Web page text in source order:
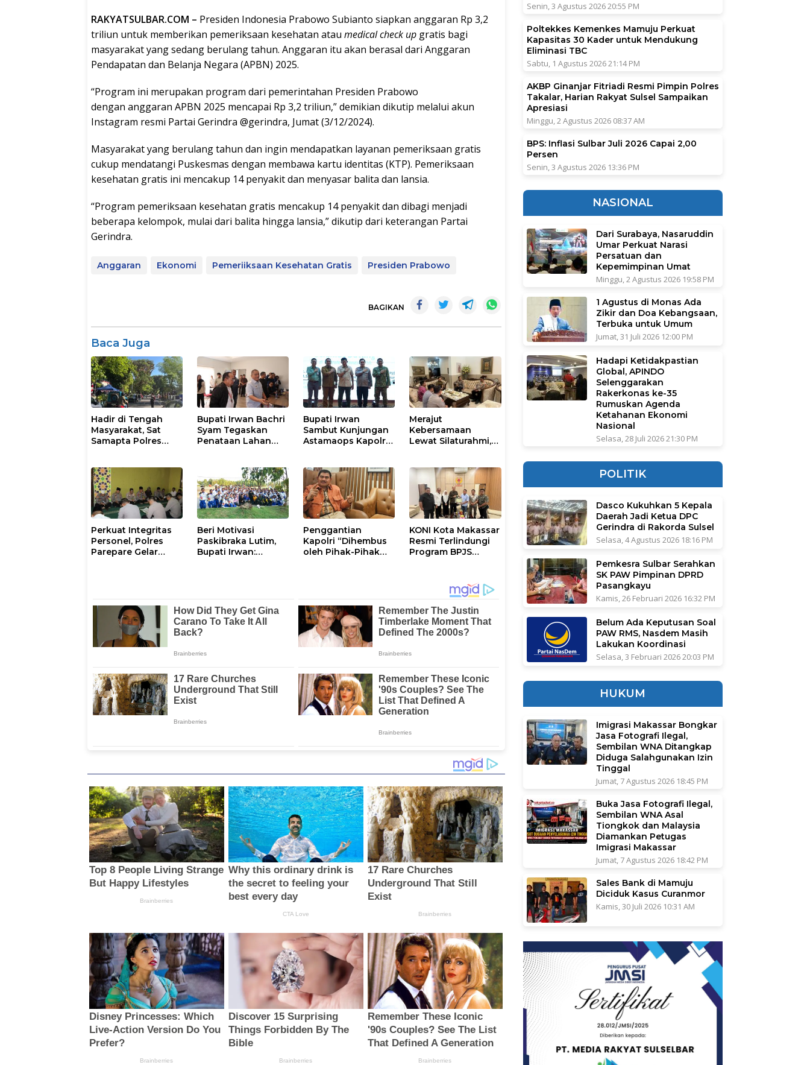
RAKYATSULBAR.COM – Presiden Indonesia Prabowo Subianto siapkan anggaran Rp 3,2
triliun untuk memberikan pemeriksaan kesehatan atau medical check up gratis bagi
masyarakat yang sedang berulang tahun. Anggaran itu akan berasal dari Anggaran
Pendapatan dan Belanja Negara (APBN) 2025.
“Program ini merupakan program dari pemerintahan Presiden Prabowo
dengan anggaran APBN 2025 mencapai Rp 3,2 triliun,” demikian dikutip melalui akun
Instagram resmi Partai Gerindra @gerindra, Jumat (3/12/2024).
Masyarakat yang berulang tahun dan ingin mendapatkan layanan pemeriksaan gratis
cukup mendatangi Puskesmas dengan membawa kartu identitas (KTP). Pemeriksaan
kesehatan gratis ini mencakup 14 penyakit dan menyasar balita dan lansia.
“Program pemeriksaan kesehatan gratis mencakup 14 penyakit dan dibagi menjadi
beberapa kelompok, mulai dari balita hingga lansia,” dikutip dari keterangan Partai
Gerindra.
Anggaran Ekonomi Pemeriiksaan Kesehatan Gratis Presiden Prabowo
BAGIKAN
Baca Juga
Hadir di Tengah
Masyarakat, Sat
Samapta Polres
Pagi
Bupati Irwan Bachri
Syam Tegaskan
Penataan Lahan
Bupati Irwan
Sambut Kunjungan
Astamaops Kapolri
Luwu Timur
Merajut
Kebersamaan
Lewat Silaturahmi,
dengan Tokoh
Masyarakat
Perkuat Integritas
Personel, Polres
Parepare Gelar
Beri Motivasi
Paskibraka Lutim,
Bupati Irwan:
Penggantian
Kapolri “Dihembus
oleh Pihak-Pihak
KONI Kota Makassar
Resmi Terlindungi
Program BPJS
Senin, 3 Agustus 2026 20:55 PM
Poltekkes Kemenkes Mamuju Perkuat
Kapasitas 30 Kader untuk Mendukung
Eliminasi TBC
Sabtu, 1 Agustus 2026 21:14 PM
AKBP Ginanjar Fitriadi Resmi Pimpin Polres
Takalar, Harian Rakyat Sulsel Sampaikan
Apresiasi
Minggu, 2 Agustus 2026 08:37 AM
BPS: Inflasi Sulbar Juli 2026 Capai 2,00
Persen
Senin, 3 Agustus 2026 13:36 PM
NASIONAL
Dari Surabaya, Nasaruddin
Umar Perkuat Narasi
Persatuan dan
Kepemimpinan Umat
Minggu, 2 Agustus 2026 19:58 PM
1 Agustus di Monas Ada
Zikir dan Doa Kebangsaan,
Terbuka untuk Umum
Jumat, 31 Juli 2026 12:00 PM
Hadapi Ketidakpastian
Global, APINDO
Selenggarakan
Rakerkonas ke-35
Rumuskan Agenda
Ketahanan Ekonomi
Nasional
Selasa, 28 Juli 2026 21:30 PM
POLITIK
Dasco Kukuhkan 5 Kepala
Daerah Jadi Ketua DPC
Gerindra di Rakorda Sulsel
Selasa, 4 Agustus 2026 18:16 PM
Pemkesra Sulbar Serahkan
SK PAW Pimpinan DPRD
Pasangkayu
Kamis, 26 Februari 2026 16:32 PM
Belum Ada Keputusan Soal
PAW RMS, Nasdem Masih
Lakukan Koordinasi
Selasa, 3 Februari 2026 20:03 PM
HUKUM
Imigrasi Makassar Bongkar
Jasa Fotografi Ilegal,
Sembilan WNA Ditangkap
Diduga Salahgunakan Izin
Tinggal
Jumat, 7 Agustus 2026 18:45 PM
Buka Jasa Fotografi Ilegal,
Sembilan WNA Asal
Tiongkok dan Malaysia
Diamankan Petugas
Imigrasi Makassar
Jumat, 7 Agustus 2026 18:42 PM
Sales Bank di Mamuju
Diciduk Kasus Curanmor
Kamis, 30 Juli 2026 10:31 AM